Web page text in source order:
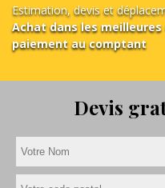
Estimation, devis et
Achat dans les
paiement au comptant
Devis